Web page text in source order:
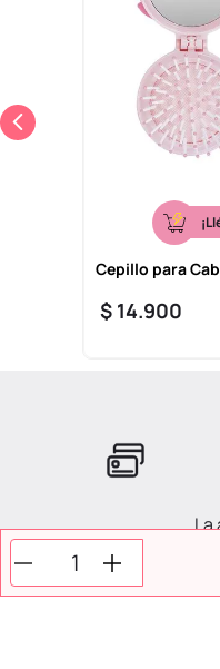
Cepillo para
$ 14.900
La